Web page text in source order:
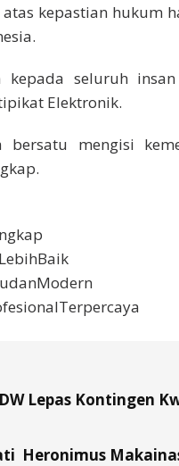
atas kepastian hukum
kepada seluruh
Elektronik.
bersatu mengisi
Lepas Kontingen
Heronimus